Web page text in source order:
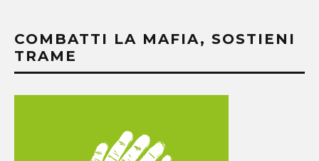
COMBATTI LA MAFIA, SOSTIENI
TRAME